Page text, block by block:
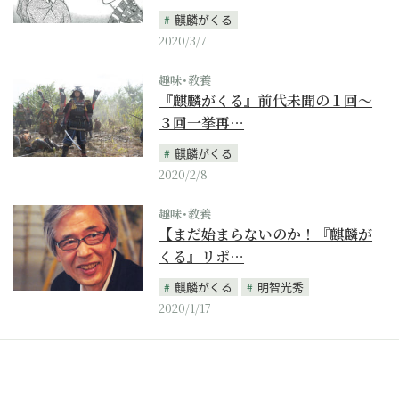
麒麟がくる
2020/3/7
趣味･教養
『麒麟がくる』前代未聞の１回～
３回一挙再…
麒麟がくる
2020/2/8
趣味･教養
【まだ始まらないのか！『麒麟が
くる』リポ…
麒麟がくる
明智光秀
2020/1/17